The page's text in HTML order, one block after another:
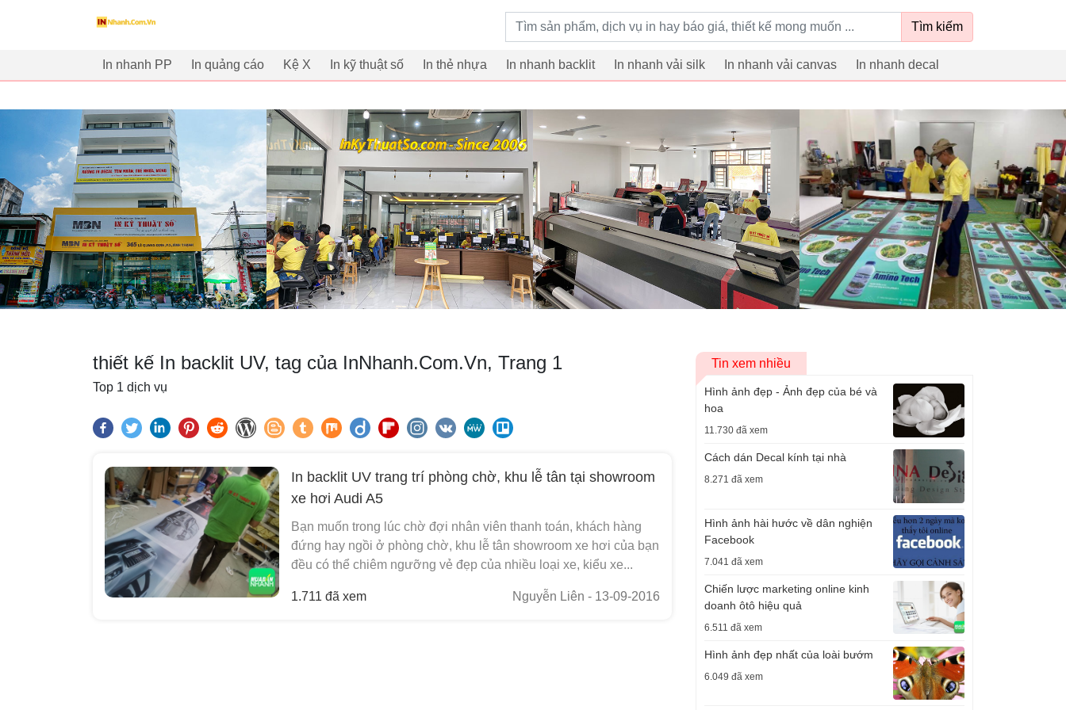
innhanh.com.vn Từ khoá tìm kiếm Tìm kiếm
In nhanh PP In quảng cáo Kệ X In kỹ thuật số In thẻ nhựa In nhanh backlit In nhanh vải silk In nhanh vải canvas In nhanh decal
thiết kế In backlit UV, tag của InNhanh.Com.Vn, Trang 1
Top 1 dịch vụ
In backlit UV trang trí phòng chờ, khu lễ tân tại showroom
xe hơi Audi A5
Bạn muốn trong lúc chờ đợi nhân viên thanh toán, khách hàng
đứng hay ngồi ở phòng chờ, khu lễ tân showroom xe hơi của bạn
đều có thể chiêm ngưỡng vẻ đẹp của nhiều loại xe, kiểu xe...
1.711 đã xem Nguyễn Liên - 13-09-2016
Tin xem nhiều
Hình ảnh đẹp - Ảnh đẹp của bé và
hoa
11.730 đã xem
Cách dán Decal kính tại nhà
8.271 đã xem
Hình ảnh hài hước về dân nghiện
Facebook
7.041 đã xem
Chiến lược marketing online kinh
doanh ôtô hiệu quả
6.511 đã xem
Hình ảnh đẹp nhất của loài bướm
6.049 đã xem